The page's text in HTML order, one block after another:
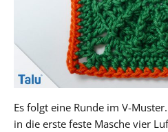
Es folgt eine Runde im V-
in die erste feste Masche vier